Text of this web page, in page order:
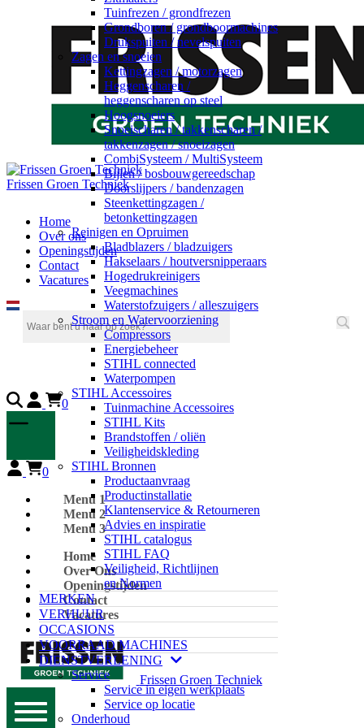
Frissen Groen Techniek
Home
Over ons
Openingstijden
Contact
Vacatures
Tuinfrezen / grondfrezen
Grondboren / grondboormachines
Drukspuiten / nevelspuiten
Zagen en snoeien
Kettingzagen / motorzagen
Heggenscharen /
heggenscharen op steel
Hoogsnoeiers
Snoeischaren / takkenscharen /
takkenzagen / snoeizagen
CombiSysteem / MultiSysteem
Bijlen / bosbouwgereedschap
Doorslijpers / bandenzagen
Steenkettingzagen /
betonkettingzagen
Reinigen en Opruimen
Bladblazers / bladzuigers
Hakselaars / houtversnipperaars
Hogedrukreinigers
Veegmachines
Waterstofzuigers / alleszuigers
Stroom en Watervoorziening
Compressors
Energiebeheer
STIHL connected
Waterpompen
STIHL Accessoires
Tuinmachine Accessoires
STIHL Kits
Brandstoffen / oliën
Veiligheidskleding
STIHL Bronnen
Productaanvraag
Productinstallatie
Klantenservice & Retourneren
Advies en inspiratie
STIHL catalogus
STIHL FAQ
Veiligheid, Richtlijnen
en Normen
MERKEN
VERHUUR
OCCASIONS
VOORRAAD MACHINES
DIENSTVERLENING
Service
Service in eigen werkplaats
Service op locatie
Onderhoud
0
0
Menu 1
Menu 2
Menu 3
Home
Over Ons
Openingstijden
Contact
Vacatures
Frissen Groen Techniek